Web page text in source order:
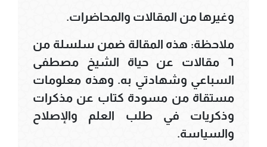
وغيرها من المقالات والمحاضرات.
ملاحظة: هذه المقالة ضمن سلسلة من
٦ مقالات عن حياة الشيخ مصطفى
السباعي وشهادتي به. وهذه معلومات
مستقاة من مسودة كتاب عن مذكرات
وذكريات في طلب العلم والإصلاح
والسياسة.